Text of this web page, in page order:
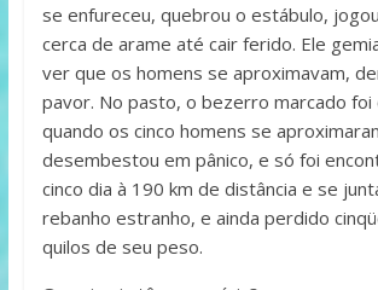
se enfureceu, quebrou o estábulo,
cerca de arame até cair ferido. Ele
ver que os homens se aproximavam,
pavor. No pasto, o bezerro marcado foi
quando os cinco homens se
desembestou em pânico, e só foi
cinco dia à 190 km de distância e se
rebanho estranho, e ainda perdido
quilos de seu peso.